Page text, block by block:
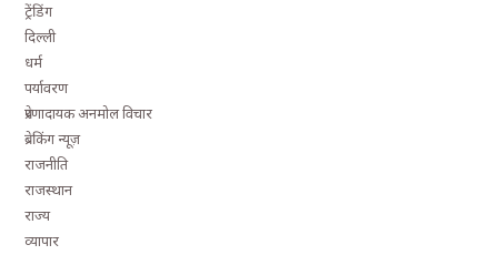
ट्रेंडिंग
दिल्ली
धर्म
पर्यावरण
प्रेरणादायक अनमोल विचार
ब्रेकिंग न्यूज़
राजनीति
राजस्थान
राज्य
व्यापार